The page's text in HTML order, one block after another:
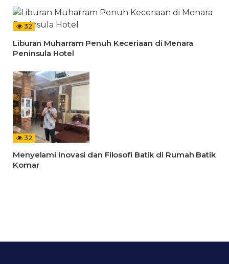
32
Liburan Muharram Penuh Keceriaan di Menara
Peninsula Hotel
32
Menyelami Inovasi dan Filosofi Batik di Rumah Batik
Komar